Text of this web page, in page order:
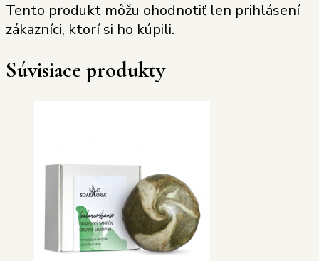
Tento produkt môžu ohodnotiť len prihlásení
zákazníci, ktorí si ho kúpili.
Súvisiace produkty